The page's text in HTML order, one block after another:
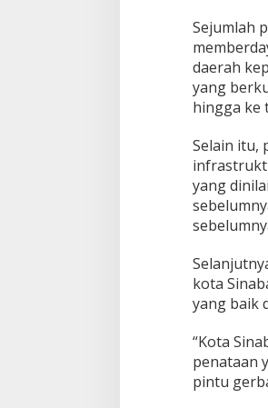
Sejumlah
daerah
yang
hingga ke
Selain itu,
yang
kota
yang baik
“Kota
penataan
pintu